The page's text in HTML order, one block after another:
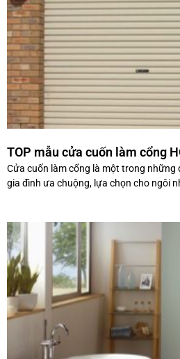
TOP mẫu cửa cuốn làm cổng
Cửa cuốn làm cổng là một trong những
gia đình ưa chuộng, lựa chọn cho ngôi